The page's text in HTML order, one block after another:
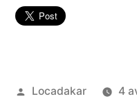
Publié
Locadakar 4